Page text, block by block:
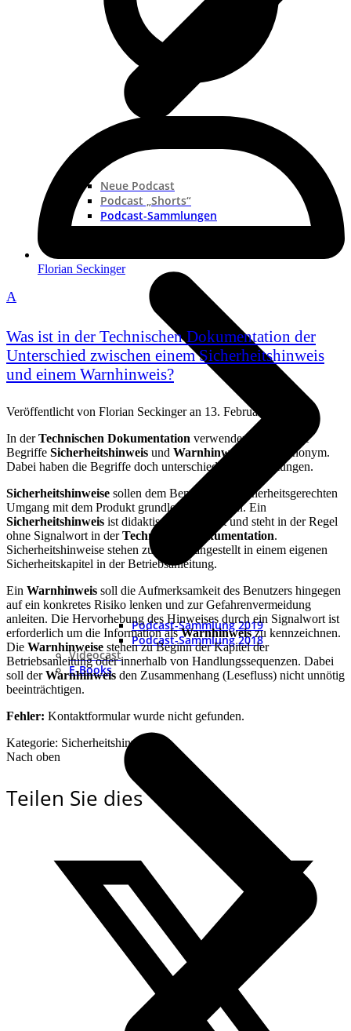
Neue Podcast
Podcast „Shorts“
Podcast-Sammlungen
Podcast-Sammlung 2019
Podcast-Sammlung 2018
Videocast
E-Books
Florian Seckinger
A
Was ist in der Technischen Dokumentation der
Unterschied zwischen einem Sicherheitshinweis
und einem Warnhinweis?
Veröffentlicht von Florian Seckingeran 13. Februar 2018
In derTechnischen Dokumentation verwenden Autoren die
Begriffe Sicherheitshinweis und Warnhinweis
häufig synonym.
Dabei haben die Begriffe doch unterschiedliche Bedeutungen.
Sicherheitshinweise sollen dem Benutzer den sicherheitsgerechten
Umgang mit dem Produkt grundlegend erklären. Ein
Sicherheitshinweis ist didaktisch aufbereitet und steht in der Regel
ohne Signalwort in derTechnischen Dokumentation.
Sicherheitshinweise stehen zudem vorangestellt in einem eigenen
Sicherheitskapitel in der Betriebsanleitung.
Ein Warnhinweis soll die Aufmerksamkeit des Benutzers hingegen
auf ein konkretes Risiko lenken und zur Gefahrenvermeidung
anleiten. Die Hervorhebung des Hinweises durch ein Signalwort ist
erforderlich um die Information alsWarnhinweiszu kennzeichnen.
Die Warnhinweise stehen zu Beginn der Kapitel der
Betriebsanleitung oder innerhalb von Handlungssequenzen. Dabei
soll derWarnhinweis den Zusammenhang (Lesefluss) nicht unnötig
beeinträchtigen.
Fehler: Kontaktformular wurde nicht gefunden.
Kategorie: Sicherheitshinweise
Nach oben
Teilen Sie dies